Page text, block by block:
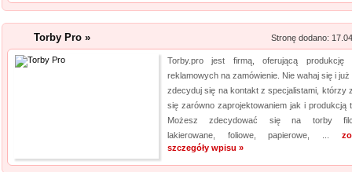
Torby Pro » Stronę dodano:
Torby.pro jest firmą, oferującą produkcję
reklamowych na zamówienie. Nie wahaj się i już
zdecyduj się na kontakt z specjalistami, którzy
się zarówno zaprojektowaniem jak i produkcją
Możesz zdecydować się na torby
lakierowane, foliowe, papierowe, ...
szczegóły wpisu »